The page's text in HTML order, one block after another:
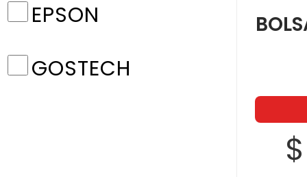
EPSON
GOSTECH